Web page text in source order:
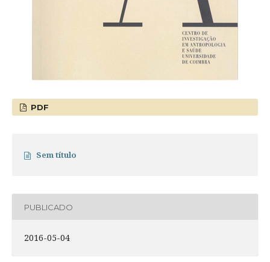
PDF
Sem título
PUBLICADO
2016-05-04